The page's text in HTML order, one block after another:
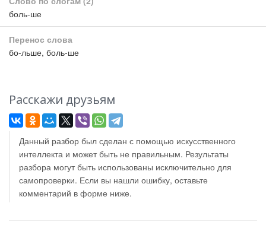
боль-ше
Перенос слова
бо-льше, боль-ше
Расскажи друзьям
Данный разбор был сделан с помощью искусственного
интеллекта и может быть не правильным. Результаты
разбора могут быть использованы исключительно для
самопроверки. Если вы нашли ошибку, оставьте
комментарий в форме ниже.